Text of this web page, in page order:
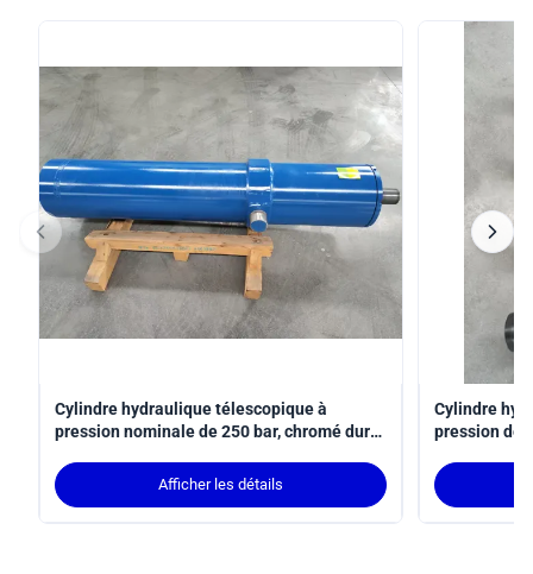
Cylindre hydraulique télescopique à
pression nominale de 250 bar, chromé dur
Afficher les détails
Cylindre
pression de
applications
norme ISO